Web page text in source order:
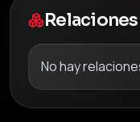
No hay